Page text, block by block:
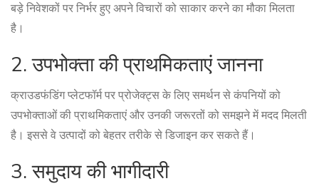
बड़े निवेशकों पर निर्भर हुए अपने विचारों को साकार करने का मौका मिलता
है।
2. उपभोक्ता की प्राथमिकताएं जानना
क्राउडफंडिंग प्लेटफॉर्म पर प्रोजेक्ट्स के लिए समर्थन से कंपनियों को
उपभोक्ताओं की प्राथमिकताएं और उनकी जरूरतों को समझने में मदद मिलती
है। इससे वे उत्पादों को बेहतर तरीके से डिजाइन कर सकते हैं।
3. समुदाय की भागीदारी